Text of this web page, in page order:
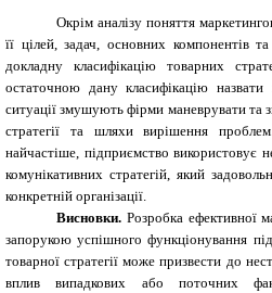
Окрім аналізу поняття
її цілей, задач, основних компонентів
докладну класифікацію товарних
остаточною дану класифікацію
ситуації змушують фірми маневрувати та
стратегії та шляхи вирішення
найчастіше, підприємство використовує
комунікативних стратегій, який
конкретній організації.
Висновки. Розробка ефективної
запорукою успішного функціонування
товарної стратегії може призвести до
вплив випадкових або поточних